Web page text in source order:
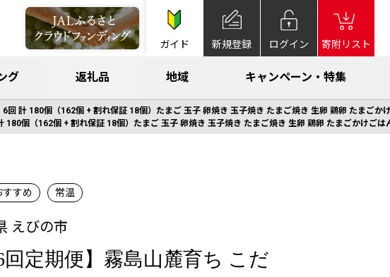
ガイド 新規登録 ログイン 寄附リスト
グ 返礼品 地域 キャンペーン・特集
計 180個（162個 + 割れ保証 18個）たまご 玉子 卵焼き 玉子焼き たまご焼き 生卵 鶏卵 たまごか
個（162個 + 割れ保証 18個）たまご 玉子 卵焼き 玉子焼き たまご焼き 生卵 鶏卵 たまごかけごは
すすめ 常温
えびの市
回定期便】霧島山麓育ち こだ